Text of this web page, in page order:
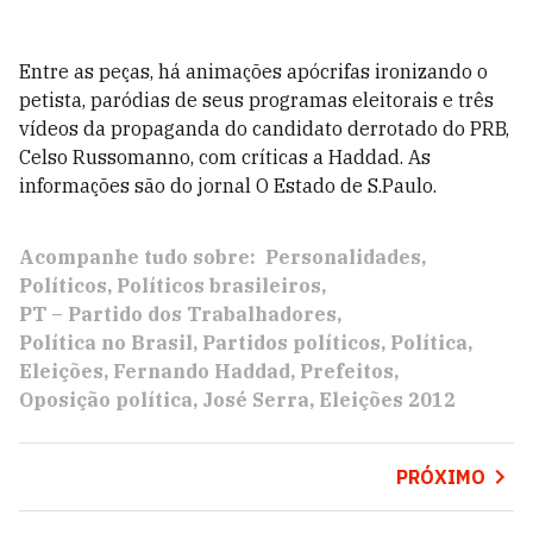
Entre as peças, há animações apócrifas ironizando o
petista, paródias de seus programas eleitorais e três
vídeos da propaganda do candidato derrotado do PRB,
Celso Russomanno, com críticas a Haddad. As
informações são do jornal O Estado de S.Paulo.
Acompanhe tudo sobre: Personalidades
Políticos Políticos brasileiros
PT – Partido dos Trabalhadores
Política no Brasil Partidos políticos Política
Eleições Fernando Haddad Prefeitos
Oposição política José Serra Eleições 2012
PRÓXIMO